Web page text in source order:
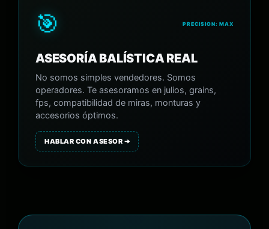
🎯 PRECISION: MAX
ASESORÍA BALÍSTICA REAL
No somos simples vendedores. Somos
operadores. Te asesoramos en julios, grains,
fps, compatibilidad de miras, monturas y
accesorios óptimos.
HABLAR CON ASESOR ➔